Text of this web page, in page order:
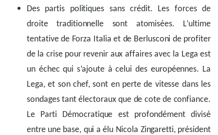
Des partis politiques sans crédit. Les forces de
droite traditionnelle sont atomisées. L’ultime
tentative de Forza Italia et de Berlusconi de profiter
de la crise pour revenir aux affaires avec la Lega est
un échec qui s’ajoute à celui des européennes. La
Lega, et son chef, sont en perte de vitesse dans les
sondages tant électoraux que de cote de confiance.
Le Parti Démocratique est profondément divisé
entre une base, qui a élu Nicola Zingaretti, président